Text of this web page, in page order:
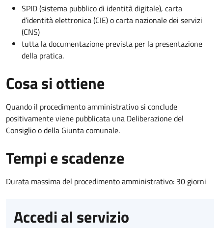
SPID (sistema pubblico di identità digitale), carta
d’identità elettronica (CIE) o carta nazionale dei servizi
(CNS)
tutta la documentazione prevista per la presentazione
della pratica.
Cosa si ottiene
Quando il procedimento amministrativo si conclude
positivamente viene pubblicata una Deliberazione del
Consiglio o della Giunta comunale.
Tempi e scadenze
Durata massima del procedimento amministrativo: 30 giorni
Accedi al servizio